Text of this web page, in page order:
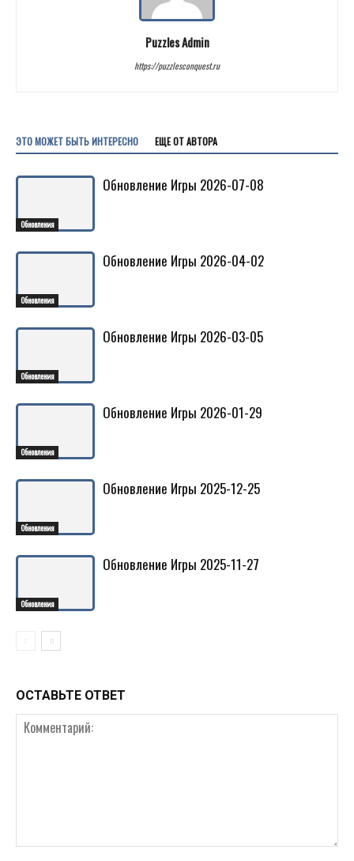
Puzzles Admin
https://puzzlesconquest.ru
ЭТО МОЖЕТ БЫТЬ ИНТЕРЕСНО ЕЩЕ ОТ АВТОРА
Обновления
Обновление Игры 2026-07-08
Обновления
Обновление Игры 2026-04-02
Обновления
Обновление Игры 2026-03-05
Обновления
Обновление Игры 2026-01-29
Обновления
Обновление Игры 2025-12-25
Обновления
Обновление Игры 2025-11-27
ОСТАВЬТЕ ОТВЕТ